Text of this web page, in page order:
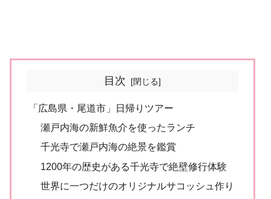
目次
「広島県・尾道市」日帰りツアー
瀬戸内海の新鮮魚介を使ったランチ
千光寺で瀬戸内海の絶景を鑑賞
1200年の歴史がある千光寺で絶壁修行体験
世界に一つだけのオリジナルサコッシュ作り